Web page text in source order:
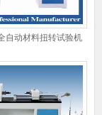
自动材料扭转试验机